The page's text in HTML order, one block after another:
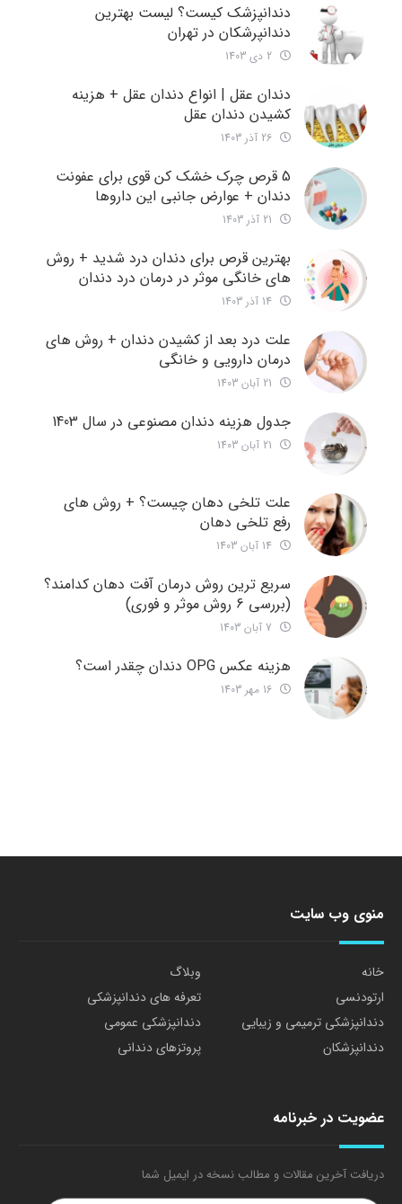
دندانپزشک کیست؟ لیست بهترین
دندانپرشکان در تهران
دندان عقل | انواع دندان عقل + هزینه
کشیدن دندان عقل
5 قرص چرک خشک کن قوی برای عفونت
دندان + عوارض جانبی این داروها
بهترین قرص برای دندان درد شدید + روش
های خانگی موثر در درمان درد دندان
علت درد بعد از کشیدن دندان + روش های
درمان دارویی و خانگی
جدول هزینه دندان مصنوعی در سال 1403
علت تلخی دهان چیست؟ + روش های
رفع تلخی دهان
سریع ترین روش درمان آفت دهان کدامند؟
(بررسی 6 روش موثر و فوری)
هزینه عکس OPG دندان چقدر است؟
منوی وب سایت
خانه
وبلاگ
ارتودنسی
تعرفه های دندانپزشکی
دندانپزشکی ترمیمی و زیبایی
دندانپزشکی عمومی
دندانپزشکان
پروتزهای دندانی
عضویت در خبرنامه
دریافت آخرین مقالات و مطالب نسخه در ایمیل شما